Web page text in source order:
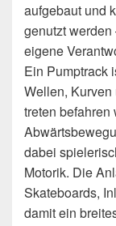
aufgebaut und
genutzt
eigene
Ein Pumptrack
Wellen,
treten befahren
dabei
Motorik. Die
Skateboards,
damit ein